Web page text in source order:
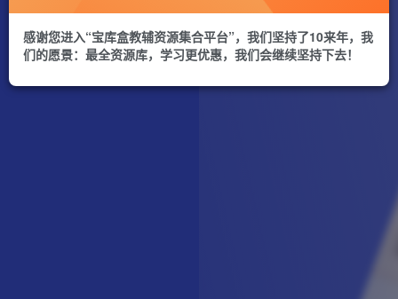
感谢您进入“宝库盒教辅资源集合平台”，我们坚持了10来年，我
们的愿景：最全资源库，学习更优惠，我们会继续坚持下去！